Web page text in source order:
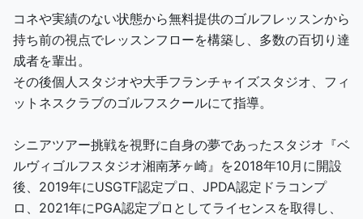
コネや実績のない状態から無料提供のゴルフレッスンから
持ち前の視点でレッスンフローを構築し、多数の百切り達
成者を輩出。
その後個人スタジオや大手フランチャイズスタジオ、フィ
ットネスクラブのゴルフスクールにて指導。
シニアツアー挑戦を視野に自身の夢であったスタジオ『ベ
ルヴィゴルフスタジオ湘南茅ヶ崎』を2018年10月に開設
後、2019年にUSGTF認定プロ、JPDA認定ドラコンプ
ロ、2021年にPGA認定プロとしてライセンスを取得し、